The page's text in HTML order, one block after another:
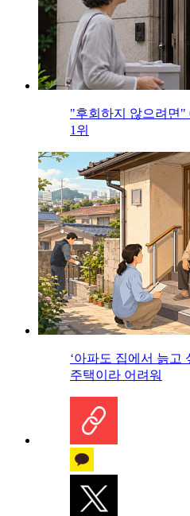
"후회하지 않으려면"
1위
‘아파도 집에서 늙고
주택이라 어려워